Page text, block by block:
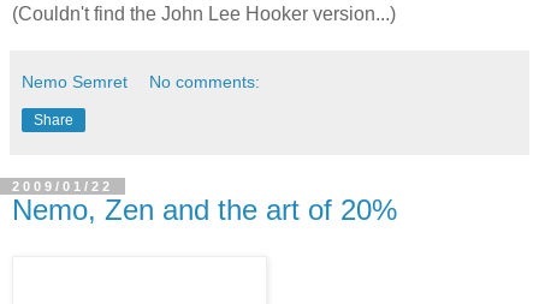
(Couldn't find the John Lee Hooker version...)
Nemo Semret No comments:
Share
2009/01/22
Nemo, Zen and the art of 20%